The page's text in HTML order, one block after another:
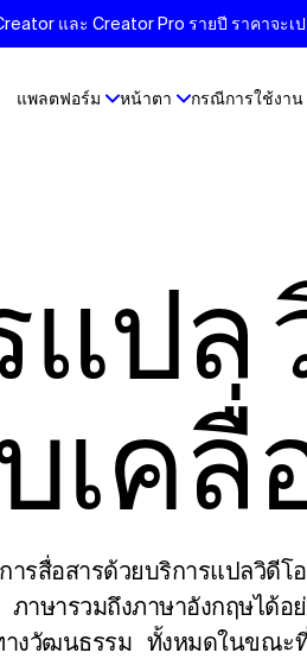
และ Creator Pro รายปี ราคาจะ
แพลตฟอร์ม หน้าตา กรณีการใช้งาน
แปล
เคลื่
รสื่อสารด้วยบริการแปลวิดีโ
ษารวมถึงภาษาอังกฤษได้อ
างวัฒนธรรม ทั้งหมดในขณะที่